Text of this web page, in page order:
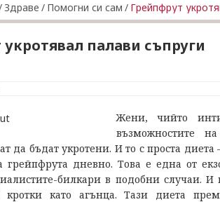
Здраве / Помогни си сам / Грейпфрут
палави съпруги
Жени, чийто
възможностите
да бъдат укротени. И то с проста
грейпфрута дневно. Това е една от
билкари в подобни случаи. И
като агънца. Тази диета